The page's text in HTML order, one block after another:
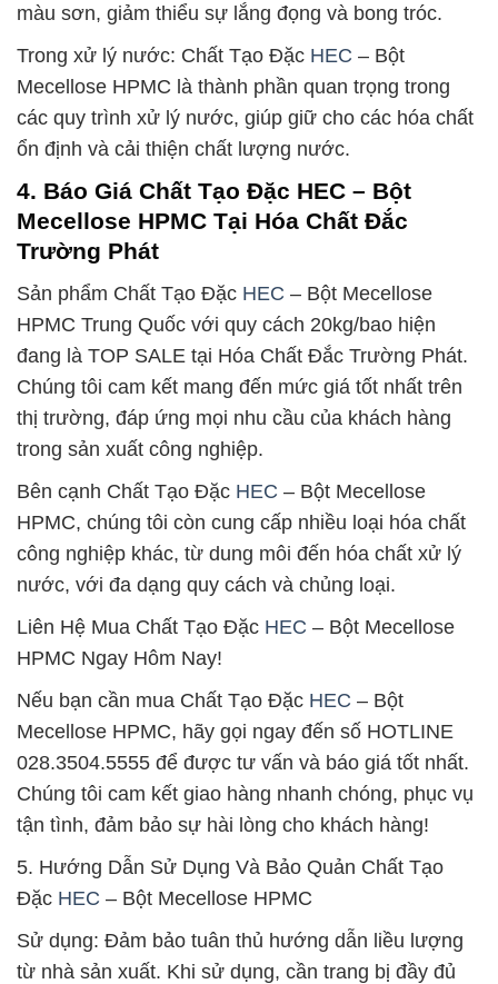
màu sơn, giảm thiểu sự lắng đọng và bong tróc.
Trong xử lý nước: Chất Tạo Đặc HEC – Bột
Mecellose HPMC là thành phần quan trọng trong
các quy trình xử lý nước, giúp giữ cho các hóa chất
ổn định và cải thiện chất lượng nước.
4. Báo Giá Chất Tạo Đặc HEC – Bột
Mecellose HPMC Tại Hóa Chất Đắc
Trường Phát
Sản phẩm Chất Tạo Đặc HEC – Bột Mecellose
HPMC Trung Quốc với quy cách 20kg/bao hiện
đang là TOP SALE tại Hóa Chất Đắc Trường Phát.
Chúng tôi cam kết mang đến mức giá tốt nhất trên
thị trường, đáp ứng mọi nhu cầu của khách hàng
trong sản xuất công nghiệp.
Bên cạnh Chất Tạo Đặc HEC – Bột Mecellose
HPMC, chúng tôi còn cung cấp nhiều loại hóa chất
công nghiệp khác, từ dung môi đến hóa chất xử lý
nước, với đa dạng quy cách và chủng loại.
Liên Hệ Mua Chất Tạo Đặc HEC – Bột Mecellose
HPMC Ngay Hôm Nay!
Nếu bạn cần mua Chất Tạo Đặc HEC – Bột
Mecellose HPMC, hãy gọi ngay đến số HOTLINE
028.3504.5555 để được tư vấn và báo giá tốt nhất.
Chúng tôi cam kết giao hàng nhanh chóng, phục vụ
tận tình, đảm bảo sự hài lòng cho khách hàng!
5. Hướng Dẫn Sử Dụng Và Bảo Quản Chất Tạo
Đặc HEC – Bột Mecellose HPMC
Sử dụng: Đảm bảo tuân thủ hướng dẫn liều lượng
từ nhà sản xuất. Khi sử dụng, cần trang bị đầy đủ